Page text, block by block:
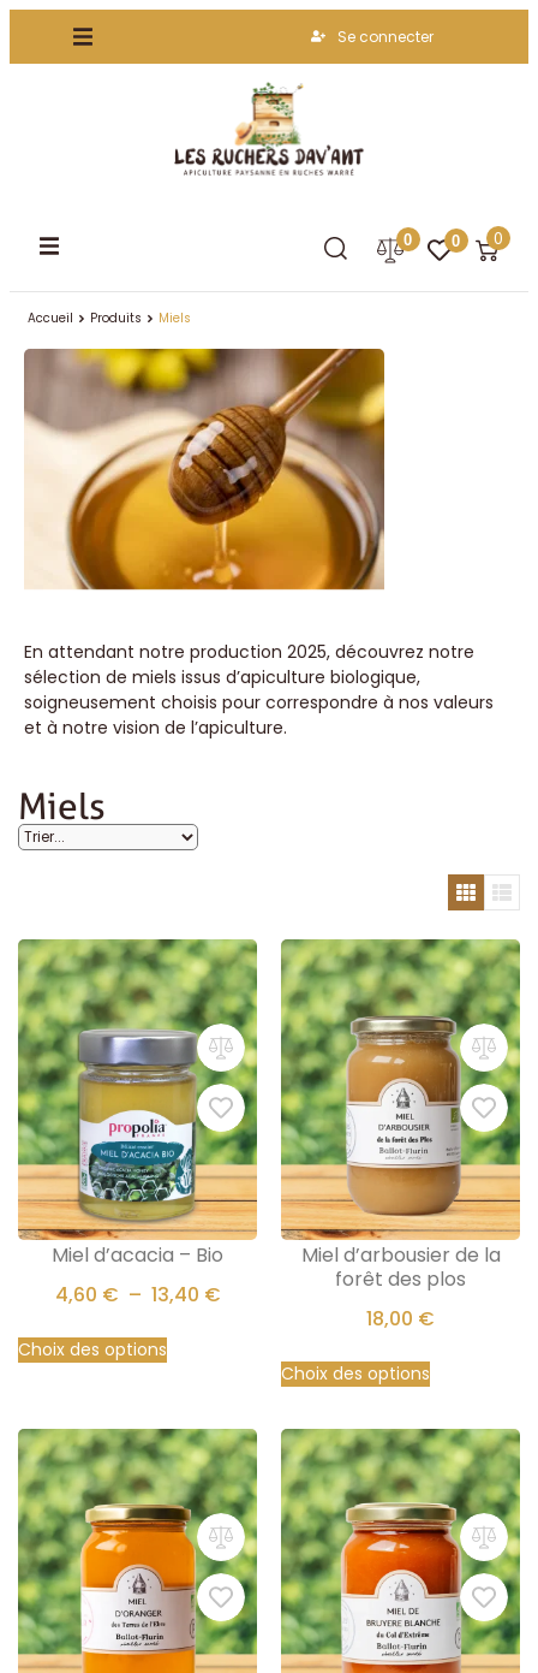
Se connecter
0 0 0
Accueil Produits Miels
En attendant notre production 2025, découvrez notre
sélection de miels issus d’apiculture biologique,
soigneusement choisis pour correspondre à nos valeurs
et à notre vision de l’apiculture.
Miels
Miel d’acacia – Bio
4,60 € – 13,40 €
Choix des options
Miel d’arbousier de la
forêt des plos
18,00 €
Choix des options